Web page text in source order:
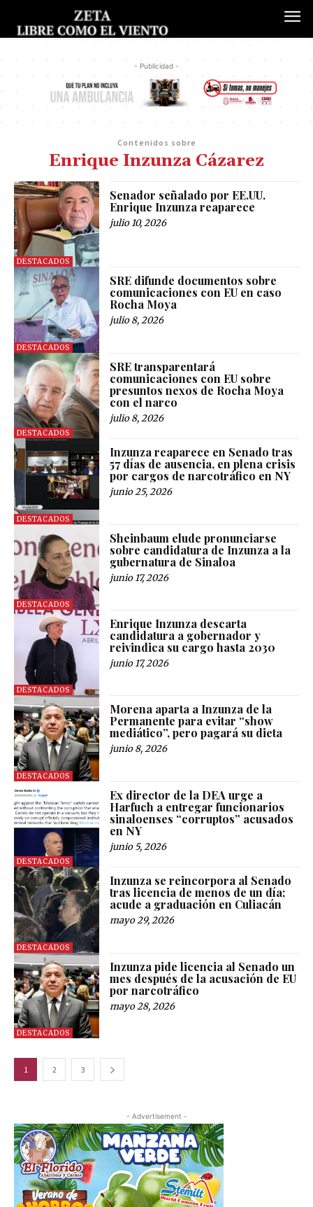
- Publicidad -
Contenidos sobre
Enrique Inzunza Cázarez
DESTACADOS
Senador señalado por EE.UU.
Enrique Inzunza reaparece
julio 10, 2026
DESTACADOS
SRE difunde documentos sobre
comunicaciones con EU en caso
Rocha Moya
julio 8, 2026
DESTACADOS
SRE transparentará
comunicaciones con EU sobre
presuntos nexos de Rocha Moya
con el narco
julio 8, 2026
DESTACADOS
Inzunza reaparece en Senado tras
57 días de ausencia, en plena crisis
por cargos de narcotráfico en NY
junio 25, 2026
DESTACADOS
Sheinbaum elude pronunciarse
sobre candidatura de Inzunza a la
gubernatura de Sinaloa
junio 17, 2026
DESTACADOS
Enrique Inzunza descarta
candidatura a gobernador y
reivindica su cargo hasta 2030
junio 17, 2026
DESTACADOS
Morena aparta a Inzunza de la
Permanente para evitar “show
mediático”, pero pagará su dieta
junio 8, 2026
DESTACADOS
Ex director de la DEA urge a
Harfuch a entregar funcionarios
sinaloenses “corruptos” acusados
en NY
junio 5, 2026
DESTACADOS
Inzunza se reincorpora al Senado
tras licencia de menos de un día;
acude a graduación en Culiacán
mayo 29, 2026
DESTACADOS
Inzunza pide licencia al Senado un
mes después de la acusación de EU
por narcotráfico
mayo 28, 2026
1 2 3
- Advertisement -